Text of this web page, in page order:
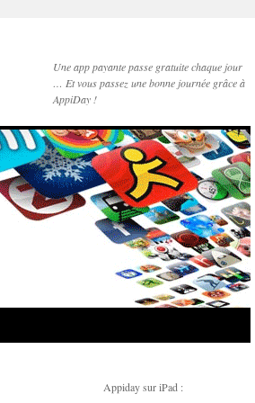
Une app payante passe gratuite chaque jour
… Et vous passez une bonne journée grâce à
AppiDay !
Appiday sur iPad :